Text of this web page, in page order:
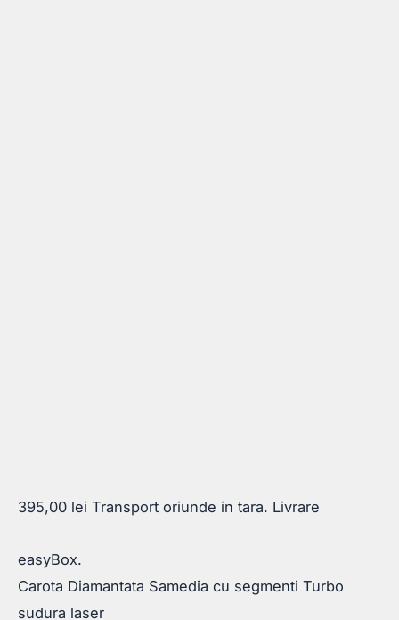
395,00 lei Transport oriunde in tara. Livrare
easyBox.
Carota Diamantata Samedia cu segmenti Turbo
sudura laser